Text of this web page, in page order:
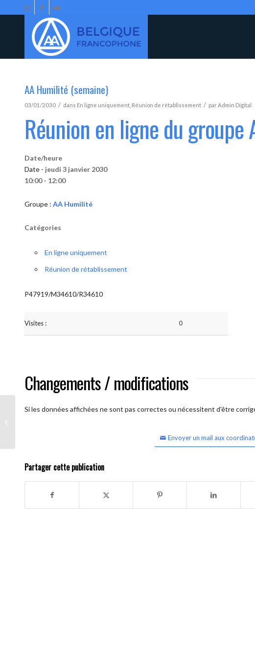
AA Humilité (semaine)
03/01/2030 / dans En ligne uniquement Réunion de rétablissement / parAdmin Digital
Réunion en ligne du
Date/heure
Date - jeudi 3 janvier 2030
10:00 - 12:00
Groupe : AA Humilité
Catégories
En ligne uniquement
Réunion de rétablissement
P47919/M34610/R34610
Visites : 0
Changements / modifications
Si les données affichées ne sont pas correctes ou nécessitent d'être
Envoyer un mail aux
Partager cette publication